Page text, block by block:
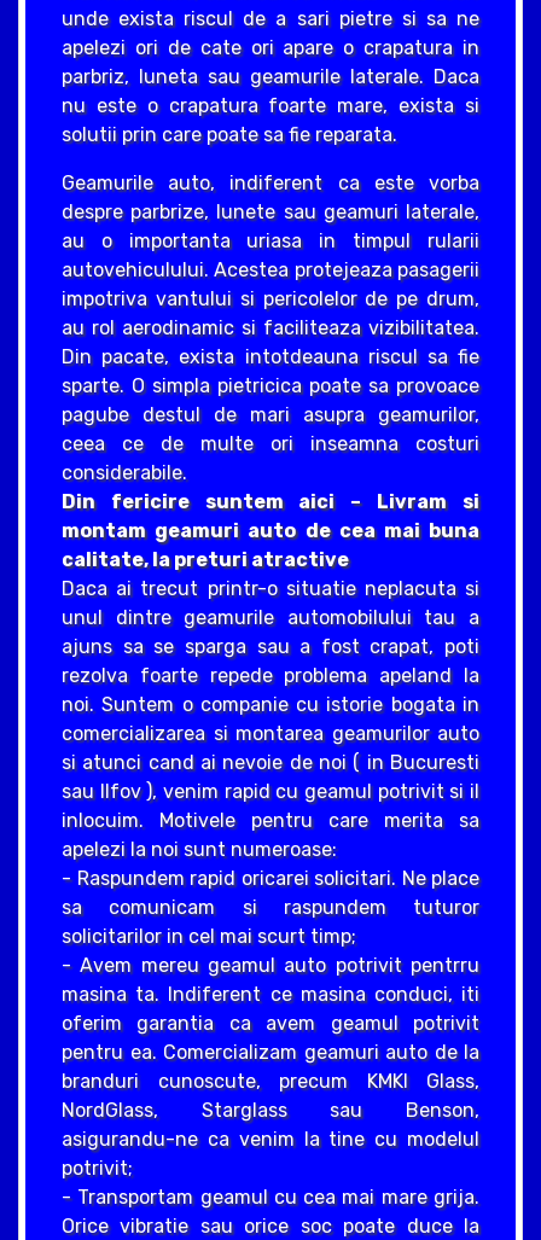
unde exista riscul de a sari pietre si sa ne
apelezi ori de cate ori apare o crapatura in
parbriz, luneta sau geamurile laterale. Daca
nu este o crapatura foarte mare, exista si
solutii prin care poate sa fie reparata.
Geamurile auto, indiferent ca este vorba
despre parbrize, lunete sau geamuri laterale,
au o importanta uriasa in timpul rularii
autovehiculului. Acestea protejeaza pasagerii
impotriva vantului si pericolelor de pe drum,
au rol aerodinamic si faciliteaza vizibilitatea.
Din pacate, exista intotdeauna riscul sa fie
sparte. O simpla pietricica poate sa provoace
pagube destul de mari asupra geamurilor,
ceea ce de multe ori inseamna costuri
considerabile.
Din fericire suntem aici – Livram si
montam geamuri auto de cea mai buna
calitate, la preturi atractive
Daca ai trecut printr-o situatie neplacuta si
unul dintre geamurile automobilului tau a
ajuns sa se sparga sau a fost crapat, poti
rezolva foarte repede problema apeland la
noi. Suntem o companie cu istorie bogata in
comercializarea si montarea geamurilor auto
si atunci cand ai nevoie de noi ( in Bucuresti
sau Ilfov ), venim rapid cu geamul potrivit si il
inlocuim. Motivele pentru care merita sa
apelezi la noi sunt numeroase:
- Raspundem rapid oricarei solicitari. Ne place
sa comunicam si raspundem tuturor
solicitarilor in cel mai scurt timp;
- Avem mereu geamul auto potrivit pentrru
masina ta. Indiferent ce masina conduci, iti
oferim garantia ca avem geamul potrivit
pentru ea. Comercializam geamuri auto de la
branduri cunoscute, precum KMKI Glass,
NordGlass, Starglass sau Benson,
asigurandu-ne ca venim la tine cu modelul
potrivit;
- Transportam geamul cu cea mai mare grija.
Orice vibratie sau orice soc poate duce la